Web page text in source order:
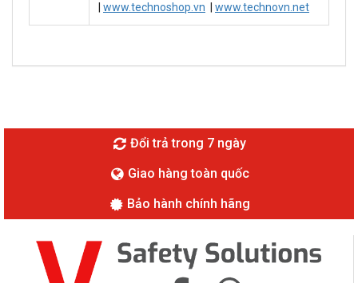
www.technoshop.vn www.technovn.net
Đổi trả trong 7 ngày
Giao hàng toàn quốc
Bảo hành chính hãng